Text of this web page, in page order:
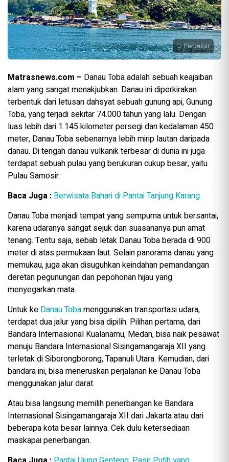
Perbesar
Matrasnews.com – Danau Toba adalah sebuah keajaiban
alam yang sangat menakjubkan. Danau ini diperkirakan
terbentuk dari letusan dahsyat sebuah gunung api, Gunung
Toba, yang terjadi sekitar 74.000 tahun yang lalu. Dengan
luas lebih dari 1.145 kilometer persegi dan kedalaman 450
meter, Danau Toba sebenarnya lebih mirip lautan daripada
danau. Di tengah danau vulkanik terbesar di dunia ini juga
terdapat sebuah pulau yang berukuran cukup besar, yaitu
Pulau Samosir.
Baca Juga : Berwisata Bahari di Pantai Tanjung Karang
Danau Toba menjadi tempat yang sempurna untuk bersantai,
karena udaranya sangat sejuk dan suasananya pun amat
tenang. Tentu saja, sebab letak Danau Toba berada di 900
meter di atas permukaan laut. Selain panorama danau yang
memukau, juga akan disuguhkan keindahan pemandangan
deretan pegunungan dan pepohonan hijau yang
menyegarkan mata.
Untuk ke Danau Tobamenggunakan transportasi udara,
terdapat dua jalur yang bisa dipilih. Pilihan pertama, dari
Bandara Internasional Kualanamu, Medan, bisa naik pesawat
menuju Bandara Internasional Sisingamangaraja XII yang
terletak di Siborongborong, Tapanuli Utara. Kemudian, dari
bandara ini, bisa meneruskan perjalanan ke Danau Toba
menggunakan jalur darat.
Atau bisa langsung memilih penerbangan ke Bandara
Internasional Sisingamangaraja XII dari Jakarta atau dari
beberapa kota besar lainnya. Cek dulu ketersediaan
maskapai penerbangan.